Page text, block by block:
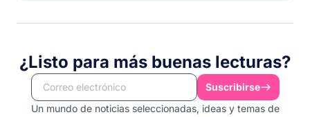
¿Listo para más buenas lecturas?
Suscribirse
Un mundo de noticias seleccionadas, ideas y temas de